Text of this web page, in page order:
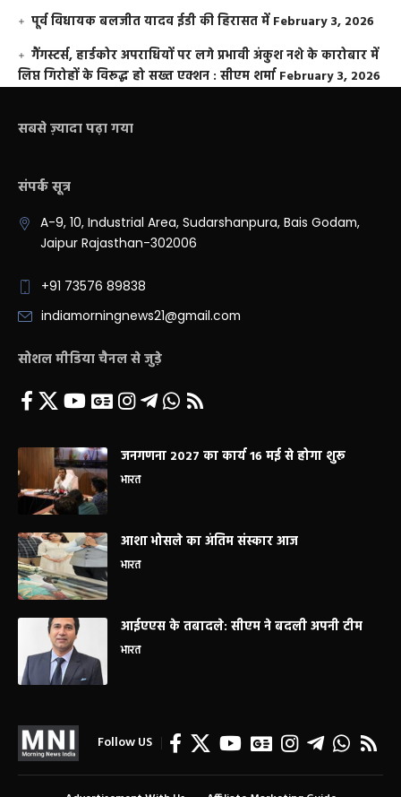
पूर्व विधायक बलजीत यादव ईडी की हिरासत में February 3, 2026
गैंगस्टर्स, हार्डकोर अपराधियों पर लगे प्रभावी अंकुश नशे के कारोबार में
लिप्त गिरोहों के विरूद्ध हो सख्त एक्शन : सीएम शर्मा February 3, 2026
सबसे ज़्यादा पढ़ा गया
संपर्क सूत्र
A-9, 10, Industrial Area, Sudarshanpura, Bais Godam,
Jaipur Rajasthan-302006
+91 73576 89838
indiamorningnews21@gmail.com
सोशल मीडिया चैनल से जुड़े
जनगणना 2027 का कार्य 16 मई से होगा शुरू
भारत
आशा भोसले का अंतिम संस्कार आज
भारत
आईएएस के तबादले: सीएम ने बदली अपनी टीम
भारत
Follow US